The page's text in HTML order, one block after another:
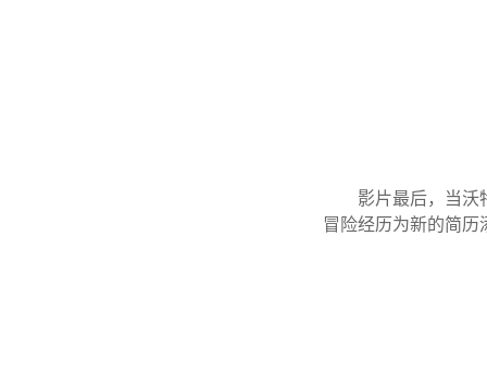
影片最后，当沃
冒险经历为新的简